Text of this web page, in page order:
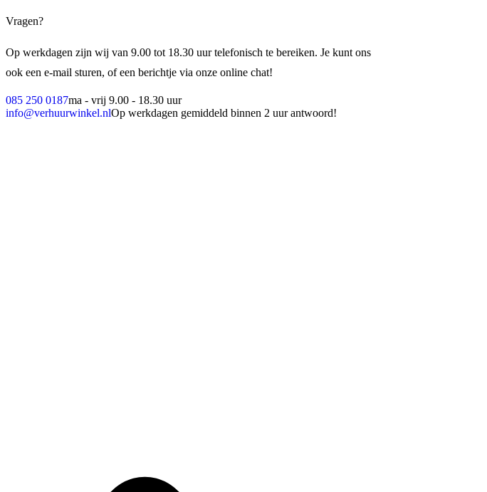
Vragen?
Op werkdagen zijn wij van 9.00 tot 18.30 uur telefonisch te bereiken. Je kunt ons
ook een e-mail sturen, of een berichtje via onze online chat!
085 250 0187ma - vrij 9.00 - 18.30 uur
info@verhuurwinkel.nlOp werkdagen gemiddeld binnen 2 uur antwoord!